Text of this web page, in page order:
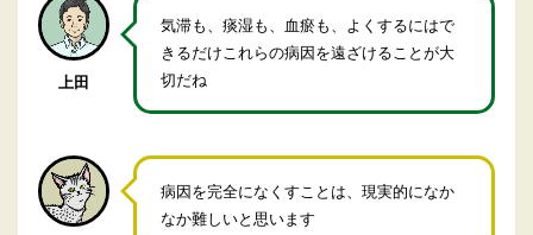
上田
気滞も、痰湿も、血瘀も、よくするにはで
きるだけこれらの病因を遠ざけることが大
切だね
病因を完全になくすことは、現実的になか
なか難しいと思います